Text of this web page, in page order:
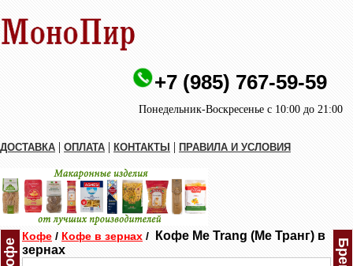
+7 (985) 767-59-59
Понедельник-Воскресенье с 10:00 до 21:00
ДОСТАВКА | ОПЛАТА | КОНТАКТЫ | ПРАВИЛА И УСЛОВИЯ
Кофе
Кофе / Кофе в зернах /
Кофе Me Trang (Ме Транг) в
зернах